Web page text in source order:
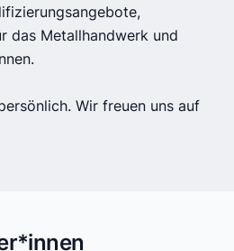
das Metallhandwerk und
Wir freuen uns auf